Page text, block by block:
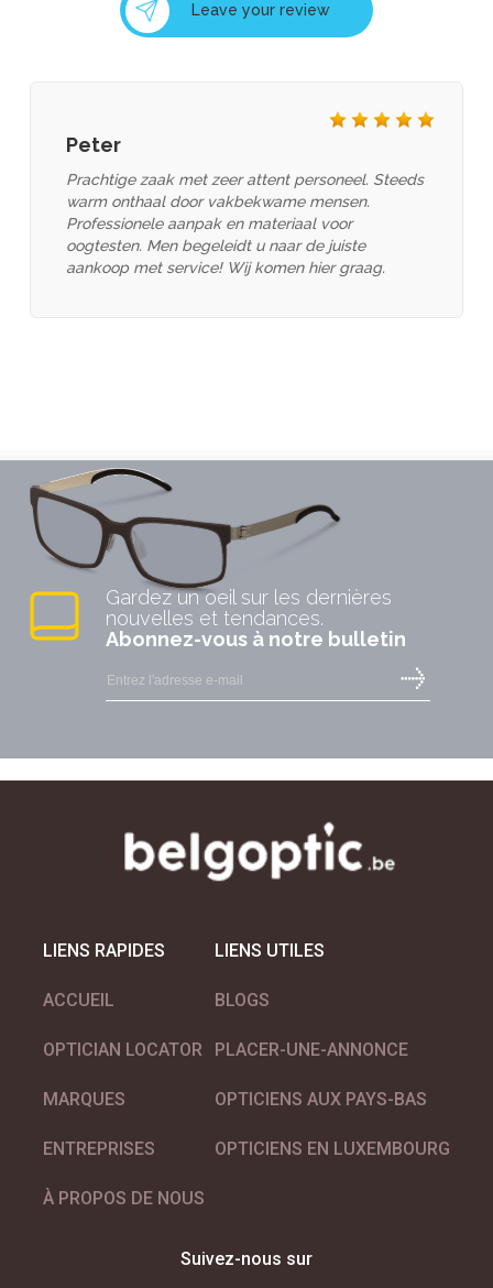
EMMANUELLE KHANH
EYEDEFINITION
Leave your review
Peter
Prachtige zaak met zeer attent personeel. Steeds
warm onthaal door vakbekwame mensen.
Professionele aanpak en materiaal voor
oogtesten. Men begeleidt u naar de juiste
aankoop met service! Wij komen hier graag.
Gardez un oeil sur les dernières
nouvelles et tendances.
Abonnez-vous à notre bulletin
LIENS RAPIDES
ACCUEIL
OPTICIAN LOCATOR
MARQUES
ENTREPRISES
À PROPOS DE NOUS
LIENS UTILES
BLOGS
PLACER-UNE-ANNONCE
OPTICIENS AUX PAYS-BAS
OPTICIENS EN LUXEMBOURG
Suivez-nous sur